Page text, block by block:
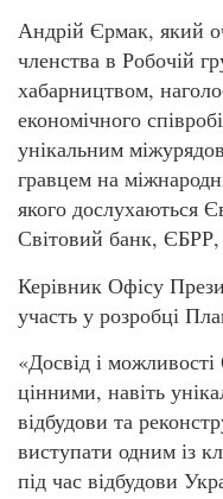
Андрій Єрмак, який
членства в Робочій
хабарництвом,
економічного
унікальним
гравцем на
якого
Світовий банк,
Керівник Офісу
участь у розробці
«Досвід і можливості
цінними, навіть
відбудови та
виступати одним із
під час відбудови